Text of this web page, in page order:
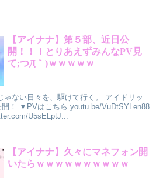
【アイナナ】第５部、近日公
開！！！とりあえずみんなPV見
て;つД｀)ｗｗｗｗｗ
ゃない日々を、駆けて行く。 アイドリッ
開！ ▼PVはこちら youtu.be/VuDtSYLen88
U5sELptJ...
【アイナナ】久々にマネフォン開
いたらｗｗｗｗｗｗｗｗｗｗ